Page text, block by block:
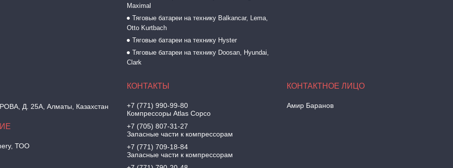
Maximal
Тяговые батареи на технику Balkancar, Lema,
Otto Kurtbach
Тяговые батареи на технику Hyster
Тяговые батареи на технику Doosan, Hyundai,
Clark
Д. 25А, Алматы, Казахстан
ТОО
+7 (771) 990-99-80
Компрессоры Atlas Copco
+7 (705) 807-31-27
Запасные части к компрессорам
+7 (771) 709-18-84
Запасные части к компрессорам
Амир Баранов